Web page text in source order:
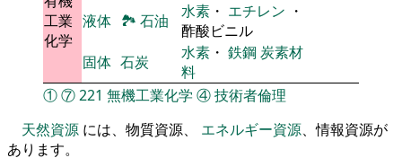
工業
化学
液体 🏞 石油 水素 ・ エチレン ・
酢酸ビニル
固体 石炭 水素 ・ 鉄鋼炭素材
料
①⑦221 無機工業化学 ④技術者倫理
天然資源 には、物質資源、 エネルギー資源、情報資源が
あります。